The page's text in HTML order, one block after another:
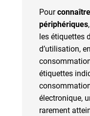
Pour
périphériques
les étiquettes
d’utilisation,
étiquettes
électronique,
rarement